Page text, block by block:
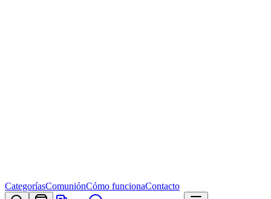
CategoríasComuniónCómo funcionaContacto